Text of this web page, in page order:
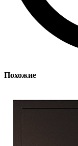
Похожие